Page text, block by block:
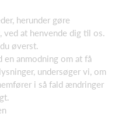
herunder gøre
ved at henvende dig til os.
øverst.
en anmodning om at få
undersøger vi, om
i så fald ændringer